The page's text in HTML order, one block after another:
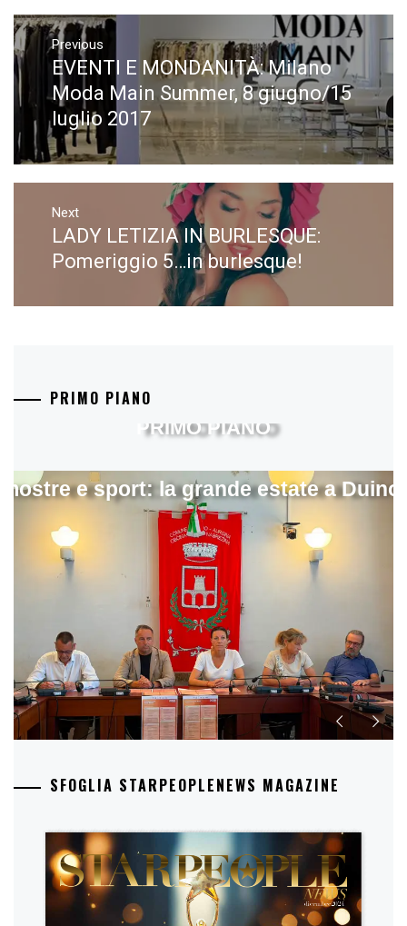
Navigazione
articoli
Previous
Previous
post:
EVENTI E MONDANITÀ: Milano
Moda Main Summer, 8 giugno/15
luglio 2017
Next
Next
post:
LADY LETIZIA IN BURLESQUE:
Pomeriggio 5…in burlesque!
PRIMO PIANO
e sport: la grande estate a
PRIMO PIANO
SFOGLIA STARPEOPLENEWS MAGAZINE